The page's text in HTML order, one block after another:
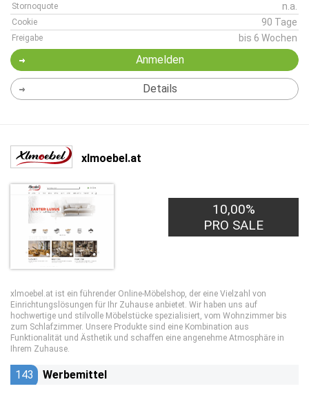
Stornoquote n.a.
Cookie 90 Tage
Freigabe bis 6 Wochen
Anmelden
Details
xlmoebel.at
10,00%
PRO SALE
xlmoebel.at ist ein führender Online-Möbelshop, der eine Vielzahl von
Einrichtungslösungen für Ihr Zuhause anbietet. Wir haben uns auf
hochwertige und stilvolle Möbelstücke spezialisiert, vom Wohnzimmer bis
zum Schlafzimmer. Unsere Produkte sind eine Kombination aus
Funktionalität und Ästhetik und schaffen eine angenehme Atmosphäre in
Ihrem Zuhause.
143 Werbemittel